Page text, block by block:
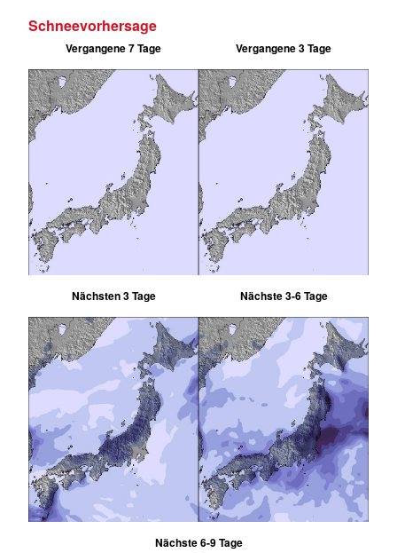
Schneevorhersage
Vergangene 7 Tage Vergangene 3 Tage
Nächsten 3 Tage Nächste 3-6 Tage
Nächste 6-9 Tage